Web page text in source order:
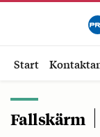
Start
Fallskärm